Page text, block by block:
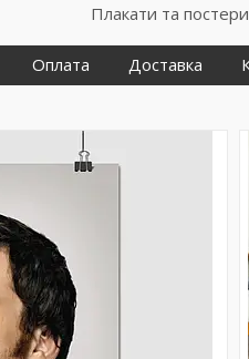
Плакати та постери
Оплата Доставка